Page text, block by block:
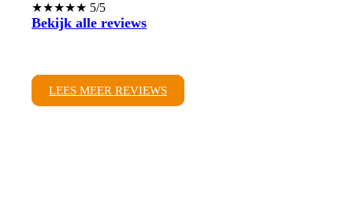
★★★★★ 5/5
Bekijk alle reviews
LEES MEER REVIEWS